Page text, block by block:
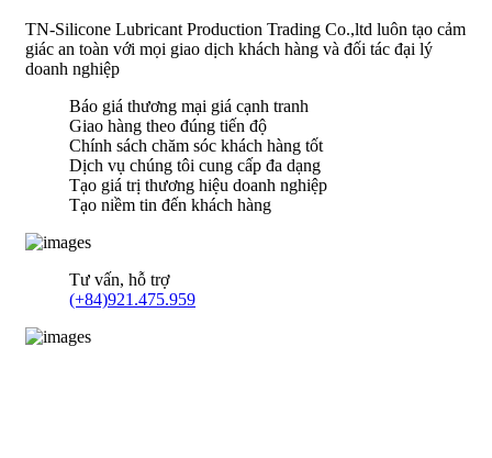
TN-Silicone Lubricant Production Trading Co.,ltd luôn tạo cảm
giác an toàn với mọi giao dịch khách hàng và đối tác đại lý
doanh nghiệp
Báo giá thương mại giá cạnh tranh
Giao hàng theo đúng tiến độ
Chính sách chăm sóc khách hàng tốt
Dịch vụ chúng tôi cung cấp đa dạng
Tạo giá trị thương hiệu doanh nghiệp
Tạo niềm tin đến khách hàng
Tư vấn, hỗ trợ
(+84)921.475.959